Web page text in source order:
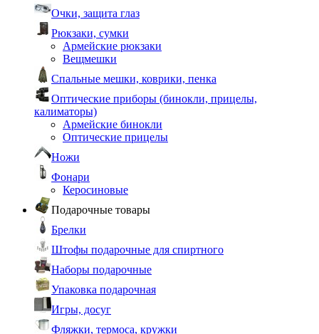
Очки, защита глаз
Рюкзаки, сумки
Армейские рюкзаки
Вещмешки
Спальные мешки, коврики, пенка
Оптические приборы (бинокли, прицелы,
калиматоры)
Армейские бинокли
Оптические прицелы
Ножи
Фонари
Керосиновые
Подарочные товары
Брелки
Штофы подарочные для спиртного
Наборы подарочные
Упаковка подарочная
Игры, досуг
Фляжки, термоса, кружки